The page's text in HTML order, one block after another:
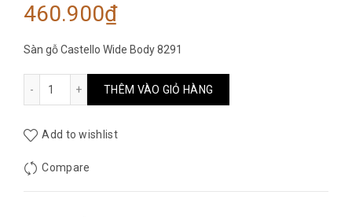
460.900₫
Sàn gỗ Castello Wide Body 8291
Sàn gỗ Castello Wide Body 8291 số lượng
THÊM VÀO GIỎ HÀNG
Add to wishlist
Compare